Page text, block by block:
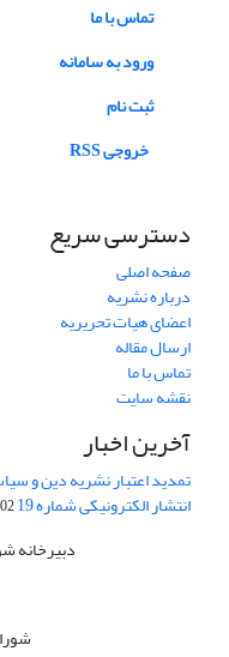
تماس با ما
ورود به سامانه
ثبت نام
خروجی RSS
دسترسی سریع
صفحه اصلی
درباره نشریه
اعضای هیات تحریریه
ارسال مقاله
تماس با ما
نقشه سایت
آخرین اخبار
تمدید اعتبار نشریه دین و سیاست
انتشار الکترونیکی شماره 19 31
دبیرخانه